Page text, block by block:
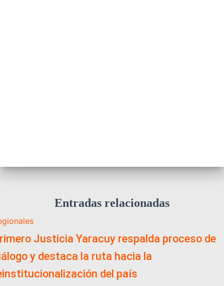
Entradas relacionadas
Justicia Yaracuy respalda proceso de
y destaca la ruta hacia la
del país